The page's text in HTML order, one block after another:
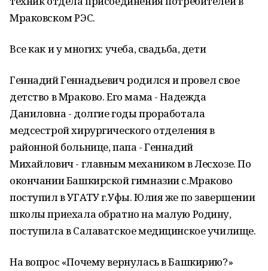
Мраковском РЭС.
Все как и у многих: учеба, свадьба, дети
Геннадий Геннадьевич родился и провел свое
детство в Мраково. Его мама - Надежда
Даниловна - долгие годы проработала
медсестрой хирургического отделения в
районной больнице, папа - Геннадий
Михайлович - главным механиком в Лесхозе. По
окончании Башкирской гимназии с.Мраково
поступил в УГАТУ г.Уфы. Юлия же по завершении
школы приехала обратно на малую Родину,
поступила в Салаватское медицинское училище.
На вопрос «Почему вернулась в Башкирию?»